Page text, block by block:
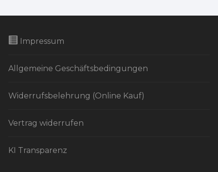
Impressum
Allgemeine Geschäftsbedingungen
Widerrufsbelehrung (Online Kauf)
Vertrag widerrufen
KI Transparenz